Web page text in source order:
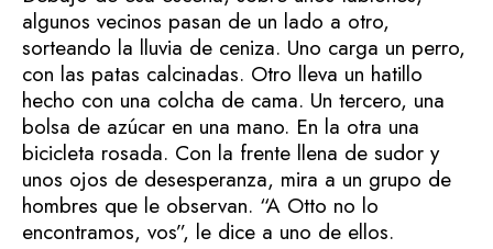
algunos vecinos pasan de un lado a otro,
sorteando la lluvia de ceniza. Uno carga un perro,
con las patas calcinadas. Otro lleva un hatillo
hecho con una colcha de cama. Un tercero, una
bolsa de azúcar en una mano. En la otra una
bicicleta rosada. Con la frente llena de sudor y
unos ojos de desesperanza, mira a un grupo de
hombres que le observan. “A Otto no lo
encontramos, vos”, le dice a uno de ellos.